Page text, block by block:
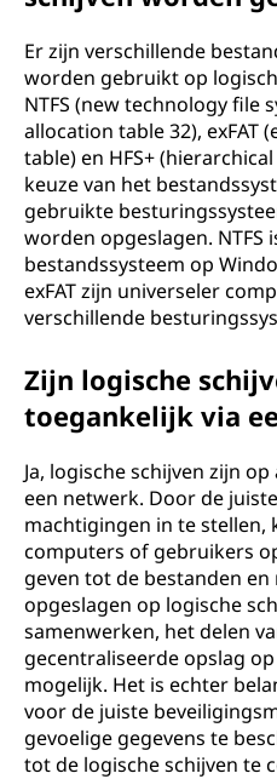
Er zijn verschillende
worden gebruikt op
NTFS (new technology file
allocation table 32), exFAT
table) en HFS+
keuze van het
gebruikte
worden opgeslagen.
bestandssysteem op
exFAT zijn universeler
verschillende
Zijn logische
toegankelijk via
Ja, logische schijven zijn
een netwerk. Door de
machtigingen in te stellen,
computers of gebruikers
geven tot de bestanden en
opgeslagen op logische
samenwerken, het delen
gecentraliseerde opslag
mogelijk. Het is echter
voor de juiste
gevoelige gegevens te
tot de logische schijven te